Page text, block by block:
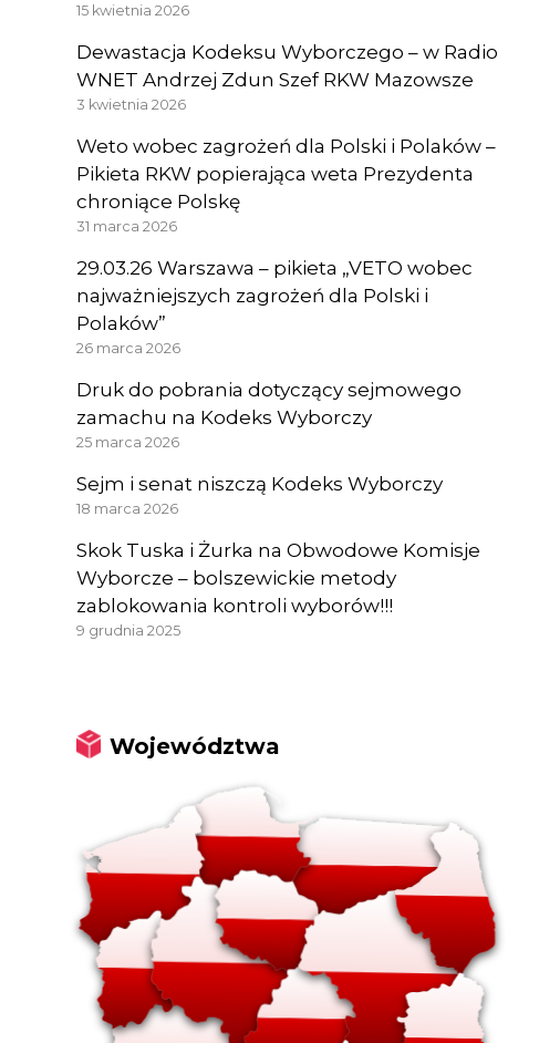
15 kwietnia 2026
Dewastacja Kodeksu Wyborczego – w Radio
WNET Andrzej Zdun Szef RKW Mazowsze
3 kwietnia 2026
Weto wobec zagrożeń dla Polski i Polaków –
Pikieta RKW popierająca weta Prezydenta
chroniące Polskę
31 marca 2026
29.03.26 Warszawa – pikieta „VETO wobec
najważniejszych zagrożeń dla Polski i
Polaków”
26 marca 2026
Druk do pobrania dotyczący sejmowego
zamachu na Kodeks Wyborczy
25 marca 2026
Sejm i senat niszczą Kodeks Wyborczy
18 marca 2026
Skok Tuska i Żurka na Obwodowe Komisje
Wyborcze – bolszewickie metody
zablokowania kontroli wyborów!!!
9 grudnia 2025
Województwa